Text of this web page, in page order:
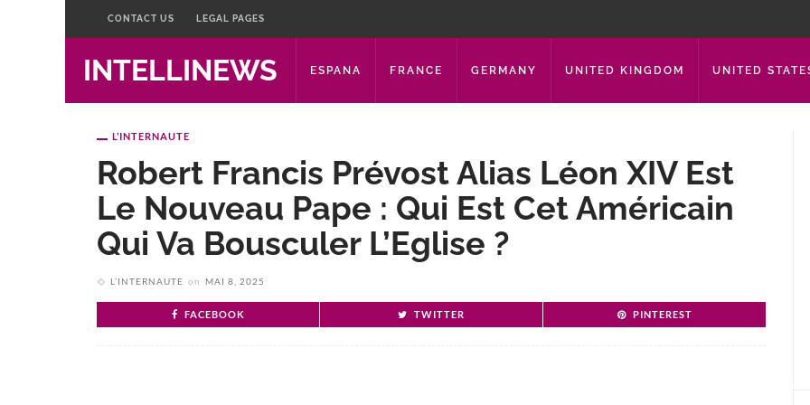
CONTACT US LEGAL PAGES
INTELLINEWS ESPANA FRANCE GERMANY UNITED KINGDOM UNITED
L’INTERNAUTE
Robert Francis Prévost Alias Léon XIV Est
Le Nouveau Pape : Qui Est Cet Américain
Qui Va Bousculer L’Eglise ?
L’INTERNAUTE on MAI 8, 2025
FACEBOOK TWITTER PINTEREST